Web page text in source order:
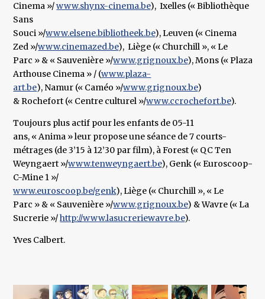
Cinema »/www.shynx-cinema.be), Ixelles (« Bibliothèque
Sans
Souci »/www.elsene.bibliotheek.be), Leuven (« Cinema
Zed »/www.cinemazed.be), Liège (« Churchill », « Le
Parc » & « Sauvenière »/www.grignoux.be), Mons (« Plaza
Arthouse Cinema » / (www.plaza-
art.be), Namur (« Caméo »/www.grignoux.be)
& Rochefort (« Centre culturel »/www.ccrochefort.be).
Toujours plus actif pour les enfants de 05-11
ans, « Anima » leur propose une séance de 7 courts-
métrages (de 3’15 à 12’30 par film), à Forest (« QC Ten
Weyngaert »/www.tenweyngaert.be), Genk (« Euroscoop-
C-Mine 1 »/
www.euroscoop.be/genk), Liège (« Churchill », « Le
Parc » & « Sauvenière »/www.grignoux.be) & Wavre (« La
Sucrerie »/http://www.lasucreriewavre.be).
Yves Calbert.